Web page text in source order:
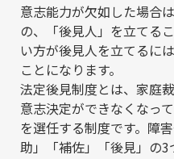
意志能力が欠如した場合
の、「後見人」を立てる
い方が後見人を立てるには
ことになります。
法定後見制度とは、家庭
意志決定ができなくなっ
を選任する制度です。障
助」「補佐」「後見」の